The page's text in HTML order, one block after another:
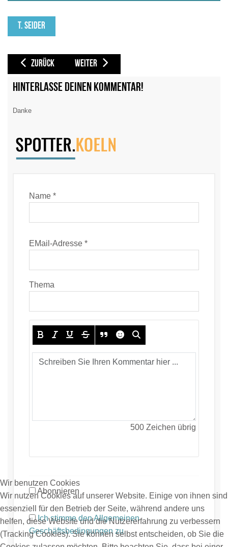
T. SEIDER
VORHERIGER BEITRAG: QATAR AMIRI FLIGHT [QAF / -]
ZURÜCK NÄCHSTER BEITRAG: REDSTAR AVIATION [RHH /
WEITER
Hinterlasse deinen Kommentar!
Danke
Name *
EMail-Adresse *
Thema
500 Zeichen übrig
Abonnieren
Ich stimme den Allgemeinen
Geschäftsbedingungen zu.
Wir benutzen Cookies
Wir nutzen Cookies auf unserer Website. Einige von ihnen sind
essenziell für den Betrieb der Seite, während andere uns
helfen, diese Website und die Nutzererfahrung zu verbessern
(Tracking Cookies). Sie können selbst entscheiden, ob Sie die